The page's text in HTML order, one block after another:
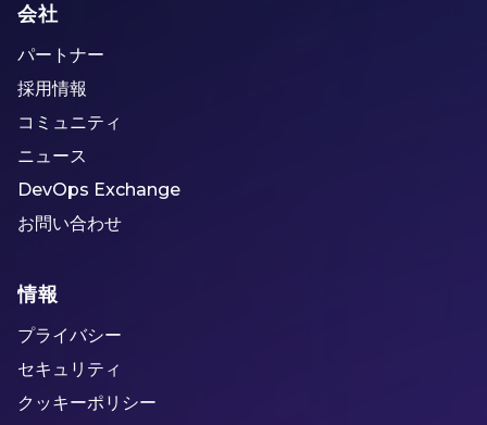
会社
パートナー
採用情報
コミュニティ
ニュース
DevOps Exchange
お問い合わせ
情報
プライバシー
セキュリティ
クッキーポリシー